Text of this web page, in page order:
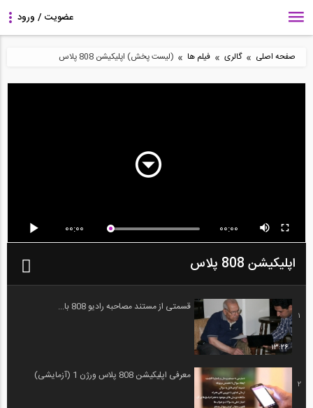
صفحه اصلی » گالری » فیلم ها » (لیست پخش) اپلیکیشن 808 پلاس
00:00 00:00
اپلیکیشن 808 پلاس
1
13:26
قسمتی از مستند مصاحبه رادیو 808 با...
2
معرفی اپلیکیشن 808 پلاس ورژن 1 (آزمایشی)